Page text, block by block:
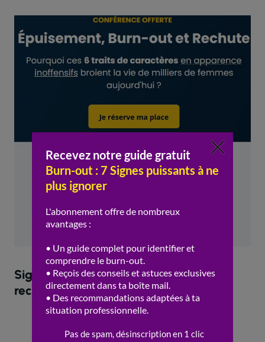
Signes à surveiller et actions
recommandées